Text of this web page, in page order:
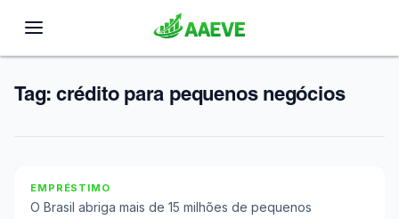
Tag: crédito para pequenos negócios
EMPRÉSTIMO
O Brasil abriga mais de 15 milhões de pequenos